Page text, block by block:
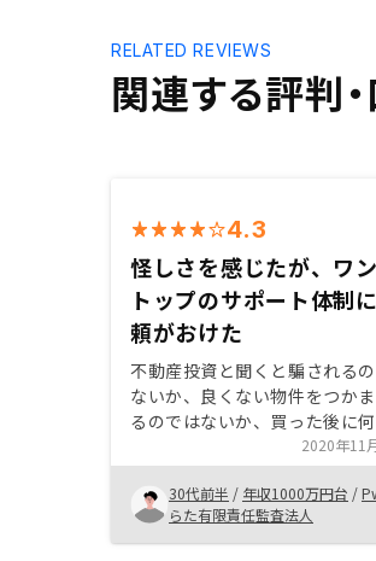
関連する評判
RELATED REVIEWS
4.3
怪しさを感じたが、ワ
トップのサポート体制
頼がおけた
不動産投資と聞くと騙される
ないか、良くない物件をつか
るのではないか、買った後に
ラブルがあっても解決されな
はないか、という不安があっ
物件購入から物件管理、入居
などワンストップでやってくれ
で、物件購入後は基本的に放
2020年11
30代前半 / 年収1000万円台 /
らた有限責任監査法人